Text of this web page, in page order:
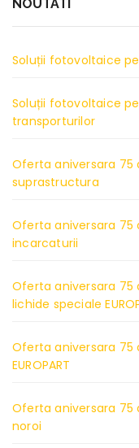
NOUTATI
Soluții fotovoltaice
Soluții fotovoltaice
transporturilor
Oferta aniversara 75
suprastructura
Oferta aniversara 75
incarcaturii
Oferta aniversara 75
lichide speciale
Oferta aniversara 75
EUROPART
Oferta aniversara 75
noroi